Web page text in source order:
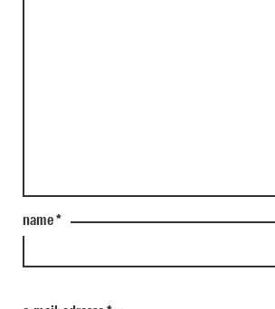
name*